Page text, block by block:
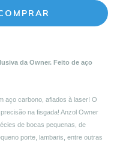
da Owner. Feito de aço
aço carbono, afiados à laser! O
na fisgada! Anzol Owner
de bocas pequenas, de
porte, lambaris, entre outras